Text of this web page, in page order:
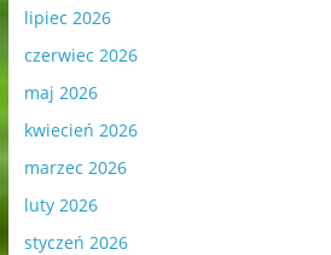
lipiec 2026
czerwiec 2026
maj 2026
kwiecień 2026
marzec 2026
luty 2026
styczeń 2026